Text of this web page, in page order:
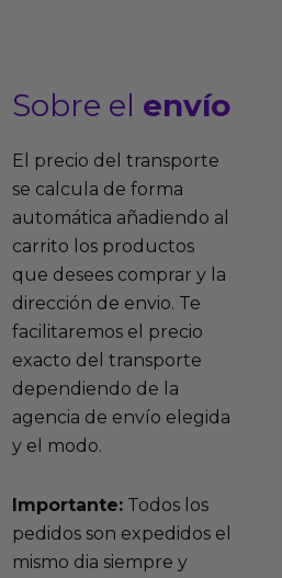
Sobre el envío
El precio del transporte
se calcula de forma
automática añadiendo al
carrito los productos
que desees comprar y la
dirección de envio. Te
facilitaremos el precio
exacto del transporte
dependiendo de la
agencia de envío elegida
y el modo.
Importante:Todos los
pedidos son expedidos el
mismo dia siempre y